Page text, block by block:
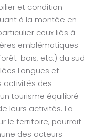
et condition
à la montée en
ceux liés à
emblématiques
bois, etc.) du sud
Longues et
activités des
tourisme équilibré
leurs activités. La
le territoire, pourrait
des acteurs